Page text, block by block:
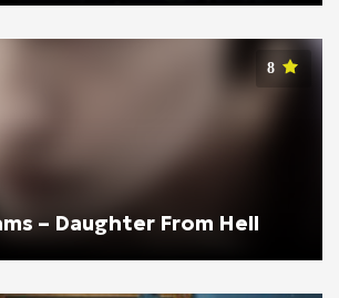
8
– Daughter From Hell